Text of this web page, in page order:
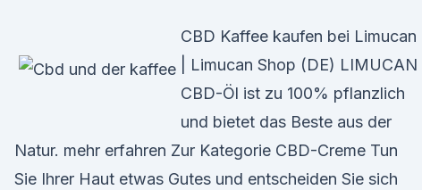
CBD Kaffee kaufen bei Limucan
| Limucan Shop (DE) LIMUCAN
CBD-Öl ist zu 100% pflanzlich
und bietet das Beste aus der
Natur. mehr erfahren Zur Kategorie CBD-Creme Tun
Sie Ihrer Haut etwas Gutes und entscheiden Sie sich